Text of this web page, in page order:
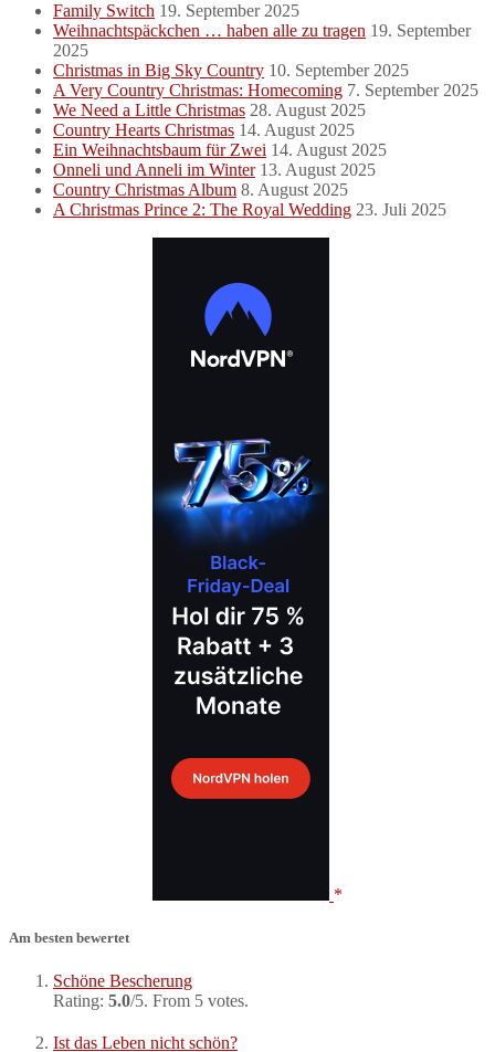
Family Switch 19. September 2025
Weihnachtspäckchen … haben alle zu tragen 19. September
2025
Christmas in Big Sky Country 10. September 2025
A Very Country Christmas: Homecoming 7. September 2025
We Need a Little Christmas 28. August 2025
Country Hearts Christmas 14. August 2025
Ein Weihnachtsbaum für Zwei 14. August 2025
Onneli und Anneli im Winter 13. August 2025
Country Christmas Album 8. August 2025
A Christmas Prince 2: The Royal Wedding 23. Juli 2025
Am besten bewertet
Schöne Bescherung
Rating: 5.0/5. From 5 votes.
Ist das Leben nicht schön?